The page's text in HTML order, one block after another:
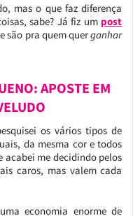
mas o que faz diferença
sabe? Já fiz um post
são pra quem querganhar
APOSTE EM
os vários tipos de
da mesma cor e todos
acabei me decidindo pelos
caros, mas valem cada
economia enorme de